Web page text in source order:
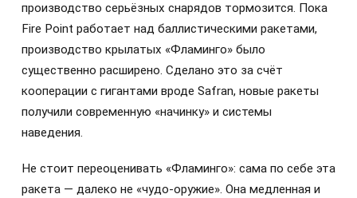
производство серьёзных снарядов тормозится. Пока
Fire Point работает над баллистическими ракетами,
производство крылатых «Фламинго» было
существенно расширено. Сделано это за счёт
кооперации с гигантами вроде Safran, новые ракеты
получили современную «начинку» и системы
наведения.
Не стоит переоценивать «Фламинго»: сама по себе эта
ракета — далеко не «чудо-оружие». Она медленная и